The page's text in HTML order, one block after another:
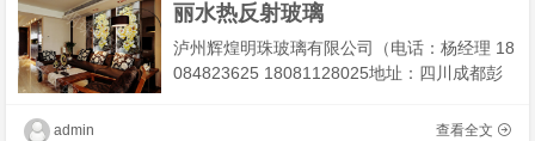
丽水热反射玻璃
泸州辉煌明珠玻璃有限公司（电话：杨经理 18
084823625 18081128025地址：四川成都彭
装房玻璃隔断 我们有专业技术团队为您解决工
查看全文
admin